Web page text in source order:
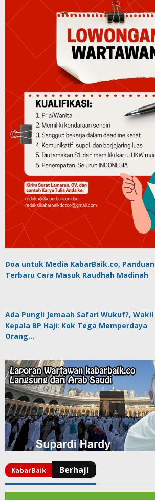
Doa untuk Media KabarBaik.co, Panduan
Terbaru Cara Masuk Raudhah Madinah
Ada Pungli Jemaah Safari Wukuf?, Wakil
Kepala BP Haji: Kok Tega Memperdaya
Orang…